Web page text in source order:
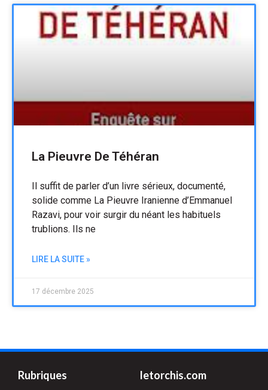
La Pieuvre De Téhéran
Il suffit de parler d’un livre sérieux, documenté,
solide comme La Pieuvre Iranienne d’Emmanuel
Razavi, pour voir surgir du néant les habituels
trublions. Ils ne
LIRE LA SUITE »
17 décembre 2025
Rubriques letorchis.com